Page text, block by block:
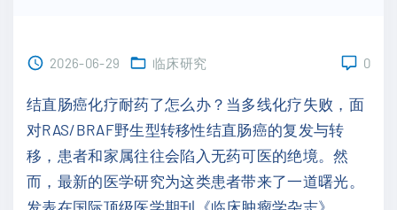
2026-06-29 临床研究 0
结直肠癌化疗耐药了怎么办？当多线化疗失败，面
对RAS/BRAF野生型转移性结直肠癌的复发与转
移，患者和家属往往会陷入无药可医的绝境。然
而，最新的医学研究为这类患者带来了一道曙光。
发表在国际顶级医学期刊《临床肿瘤学杂志》